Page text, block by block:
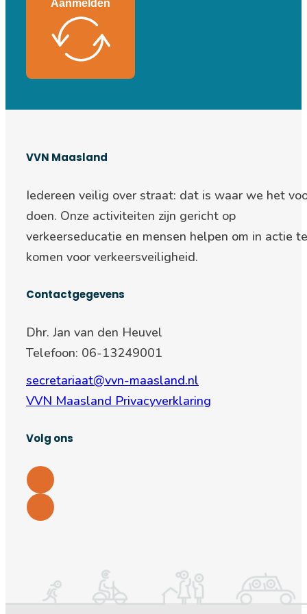
Aanmelden
VVN Maasland
Iedereen veilig over straat: dat is waar we het
doen. Onze activiteiten zijn gericht op
verkeerseducatie en mensen helpen om in actie te
komen voor verkeersveiligheid.
Contactgegevens
Dhr. Jan van den Heuvel
Telefoon: 06-13249001
secretariaat@vvn-maasland.nl
VVN Maasland Privacyverklaring
Volg ons